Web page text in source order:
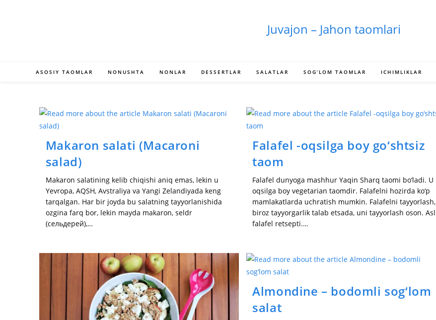
Juvajon – Jahon taomlari
ASOSIY TAOMLAR NONUSHTA NONLAR DESSERTLAR SALATLAR SOG’LOM TAOMLAR ICHIMLIKLAR
Makaron salati (Macaroni
salad)
Makaron salatining kelib chiqishi aniq emas, lekin u
Yevropa, AQSH, Avstraliya va Yangi Zelandiyada keng
tarqalgan. Har bir joyda bu salatning tayyorlanishida
ozgina farq bor, lekin mayda makaron, seldr
(сельдерей),…
Falafel -oqsilga boy go‘shtsiz
taom
Falafel dunyoga mashhur Yaqin Sharq taomi bo‘ladi. U
oqsilga boy vegetarian taomdir. Falafelni hozirda ko‘p
mamlakatlarda uchratish mumkin. Falafelni tayyorlash,
biroz tayyorgarlik talab etsada, uni tayyorlash oson. Asl
falafel retsepti.…
Almondine – bodomli sog‘lom
salat